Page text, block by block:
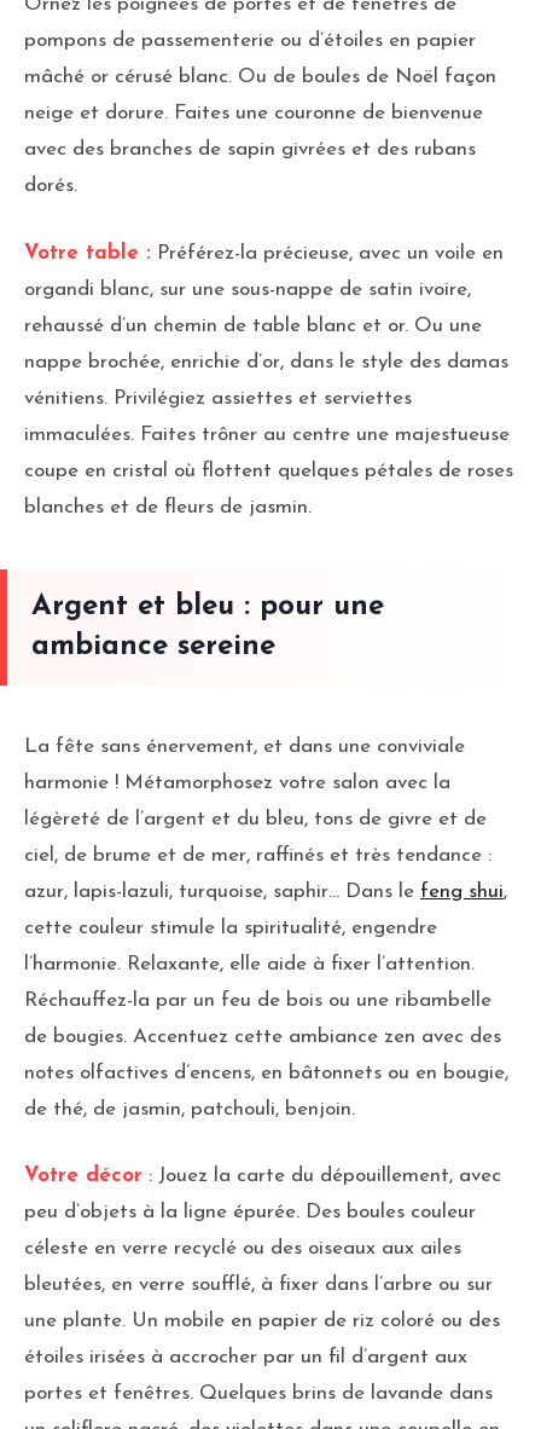
Ornez les poignées de portes et de fenêtres de
pompons de passementerie ou d’étoiles en papier
mâché or cérusé blanc. Ou de boules de Noël façon
neige et dorure. Faites une couronne de bienvenue
avec des branches de sapin givrées et des rubans
dorés.
Votre table : Préférez-la précieuse, avec un voile en
organdi blanc, sur une sous-nappe de satin ivoire,
rehaussé d’un chemin de table blanc et or. Ou une
nappe brochée, enrichie d’or, dans le style des damas
vénitiens. Privilégiez assiettes et serviettes
immaculées. Faites trôner au centre une majestueuse
coupe en cristal où flottent quelques pétales de roses
blanches et de fleurs de jasmin.
Argent et bleu : pour une
ambiance sereine
La fête sans énervement, et dans une conviviale
harmonie ! Métamorphosez votre salon avec la
légèreté de l’argent et du bleu, tons de givre et de
ciel, de brume et de mer, raffinés et très tendance :
azur, lapis-lazuli, turquoise, saphir… Dans le feng shui,
cette couleur stimule la spiritualité, engendre
l’harmonie. Relaxante, elle aide à fixer l’attention.
Réchauffez-la par un feu de bois ou une ribambelle
de bougies. Accentuez cette ambiance zen avec des
notes olfactives d’encens, en bâtonnets ou en bougie,
de thé, de jasmin, patchouli, benjoin.
Votre décor : Jouez la carte du dépouillement, avec
peu d’objets à la ligne épurée. Des boules couleur
céleste en verre recyclé ou des oiseaux aux ailes
bleutées, en verre soufflé, à fixer dans l’arbre ou sur
une plante. Un mobile en papier de riz coloré ou des
étoiles irisées à accrocher par un fil d’argent aux
portes et fenêtres. Quelques brins de lavande dans